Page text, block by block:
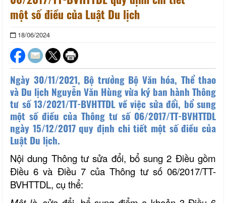
một số điều của Luật Du lịch
18/06/2024
Ngày 30/11/2021, Bộ trưởng Bộ Văn hóa, Thể thao
và Du lịch Nguyễn Văn Hùng vừa ký ban hành Thông
tư số 13/2021/TT-BVHTTDL về việc sửa đổi, bổ sung
một số điều của Thông tư số 06/2017/TT-BVHTTDL
ngày 15/12/2017 quy định chi tiết một số điều của
Luật Du lịch.
Nội dung Thông tư sửa đổi, bổ sung 2 Điều gồm
Điều 6 và Điều 7 của Thông tư số 06/2017/TT-
BVHTTDL, cụ thể: